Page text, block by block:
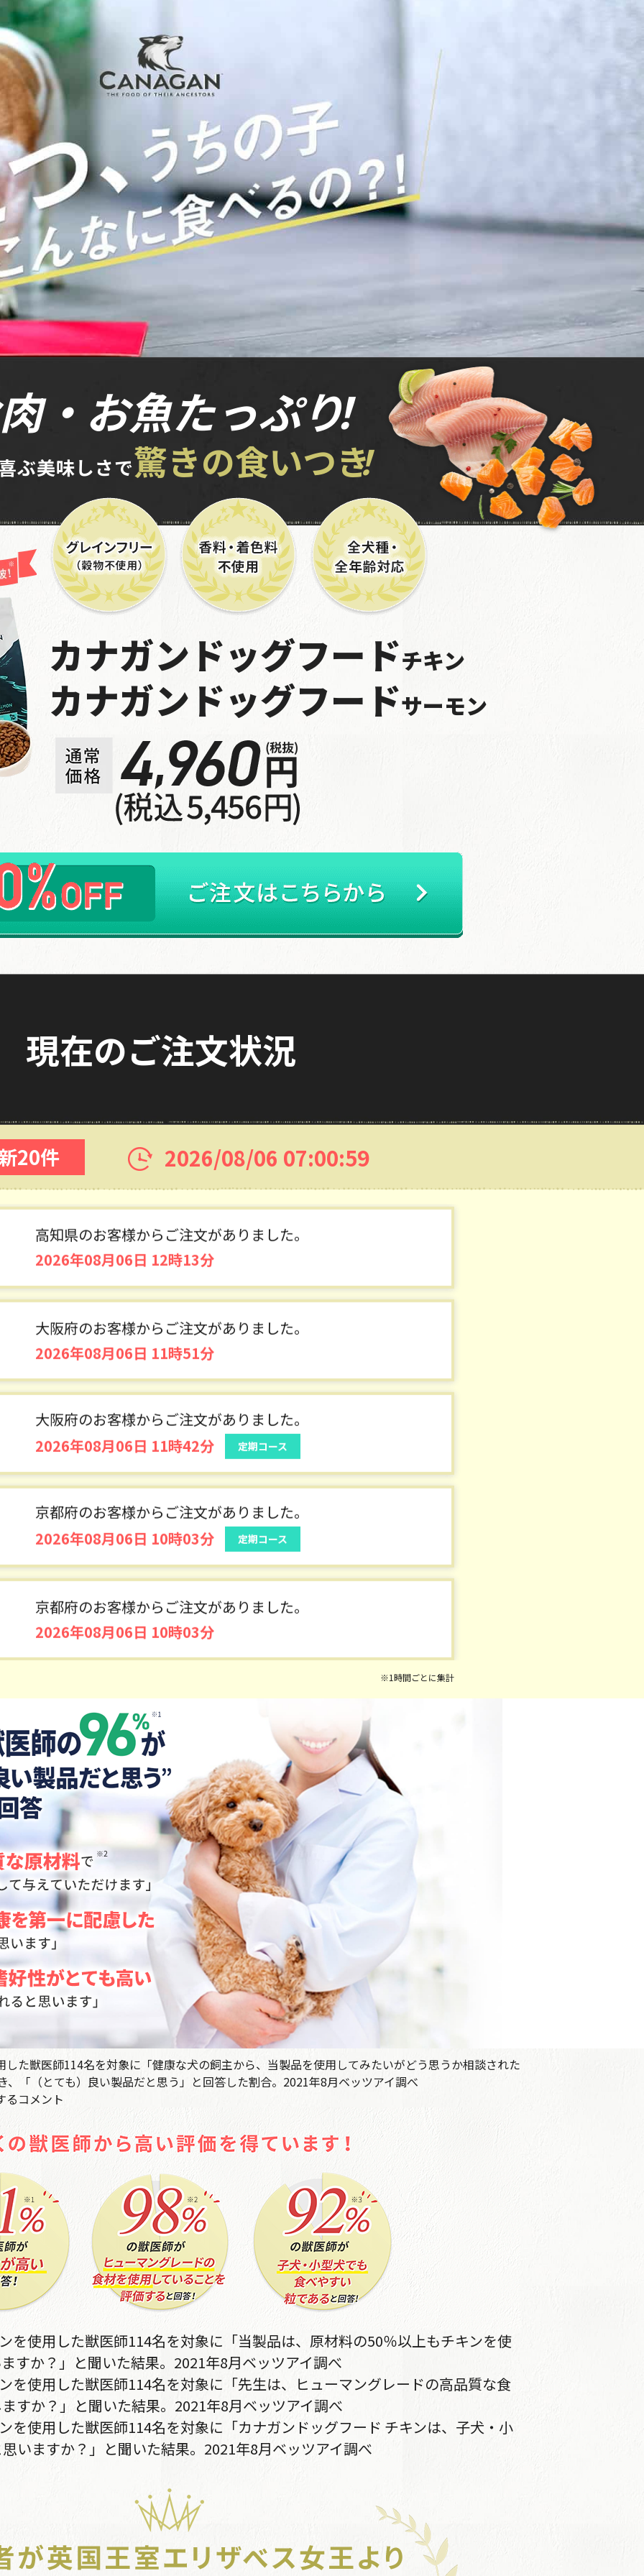
・お魚たっぷり
！
ぶ美味しさで驚きの食いつき
！
カナガンドッグフードチキン
カナガンドッグフードサーモン
現在のご注文状況
20件 2026/08/06 07:01:01
千葉県のお客様からご注文がありました。
2026年08月06日 09時04分
定期コース
埼玉県のお客様からご注文がありました。
2026年08月06日 08時26分
宮崎県のお客様からご注文がありました。
2026年08月06日 05時22分
定期コース
北海道のお客様からご注文がありました。
2026年08月05日 22時07分
定期コース
2026年08月05日 21時32分
定期コース
山口県のお客様からご注文がありました。
2026年08月06日 15時58分
定期コース
山口県のお客様からご注文がありました。
2026年08月06日 15時58分
定期コース
富山県のお客様からご注文がありました。
2026年08月06日 15時41分
定期コース
埼玉県のお客様からご注文がありました。
2026年08月06日 14時41分
定期コース
2026年08月06日 14時28分
石川県のお客様からご注文がありました。
2026年08月06日 14時13分
富山県のお客様からご注文がありました。
2026年08月06日 14時02分
大阪府のお客様からご注文がありました。
2026年08月06日 13時19分
高知県のお客様からご注文がありました。
2026年08月06日 12時13分
大阪府のお客様からご注文がありました。
2026年08月06日 11時51分
大阪府のお客様からご注文がありました。
2026年08月06日 11時42分
定期コース
京都府のお客様からご注文がありました。
2026年08月06日 10時03分
京都府のお客様からご注文がありました。
2026年08月06日 10時03分
神奈川県のお客様からご注文がありました。
2026年08月06日 09時48分
定期コース
宮崎県のお客様からご注文がありました。
2026年08月06日 09時17分
定期コース
千葉県のお客様からご注文がありました。
2026年08月06日 09時04分
定期コース
埼玉県のお客様からご注文がありました。
2026年08月06日 08時26分
宮崎県のお客様からご注文がありました。
2026年08月06日 05時22分
定期コース
北海道のお客様からご注文がありました。
2026年08月05日 22時07分
定期コース
大阪府のお客様からご注文がありました。
2026年08月05日 21時32分
定期コース
山口県のお客様からご注文がありました。
山口県のお客様からご注文がありました。
2026年08月06日 15時58分
定期コース
※1時間ごとに集計
※2
た獣医師114名を対象に「健康な犬の飼主から、当製品を使用してみたいがどう思うか相談された
「（とても）良い製品だと思う」と回答した割合。2021年8月ベッツアイ調べ
るコメント
を使用した獣医師114名を対象に「当製品は、原材料の50％以上もチキンを使
すか？」と聞いた結果。2021年8月ベッツアイ調べ
を使用した獣医師114名を対象に「先生は、ヒューマングレードの高品質な食
すか？」と聞いた結果。2021年8月ベッツアイ調べ
を使用した獣医師114名を対象に「カナガンドッグフード チキンは、子犬・小
いますか？」と聞いた結果。2021年8月ベッツアイ調べ